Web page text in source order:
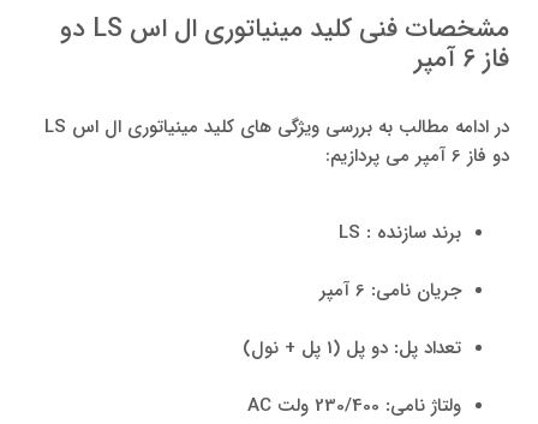
مشخصات فنی کلید مینیاتوری ال اس LS دو
فاز 6 آمپر
در ادامه مطالب به بررسی ویژگی های کلید مینیاتوری ال اس LS
دو فاز 6 آمپر‌ می پردازیم:
برند سازنده :
جریان نامی:
تعداد پل: دو پل (1 پل + نول)
ولتاژ نامی: